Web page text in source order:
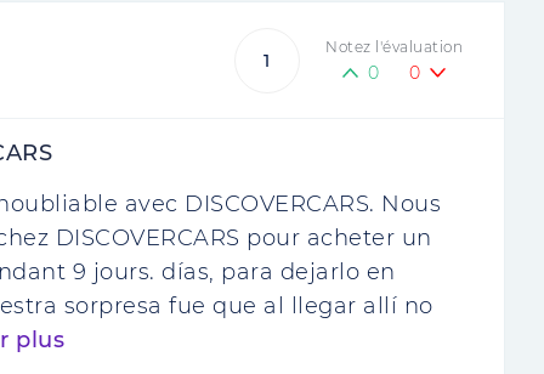
1
Notez l'évaluation
0 0
avec DISCOVERCARS. Nous
DISCOVERCARS pour acheter un
9 jours. días, para dejarlo en
sorpresa fue que al llegar allí no
plus